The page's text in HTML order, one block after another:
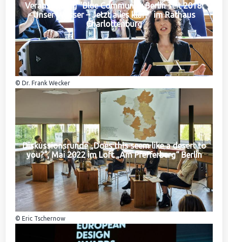
Veranstaltung "Blue Community Berlin seit 2018:
Unser Wasser – Jetzt alles klar?" im Rathaus
Charlottenburg
© Dr. Frank Wecker
Diskussionsrunde „Does this seem like a desert to
you?“, Mai 2022 im Loft „Am Pfefferberg“ Berlin
© Eric Tschernow